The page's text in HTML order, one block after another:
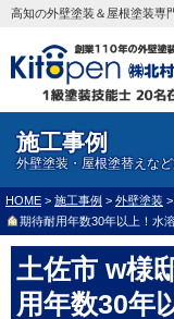
高知の外壁塗装＆屋根塗装専
施工事例
外壁塗装・屋根塗替えな
HOME > 施工事例 > 外壁塗装 >
期待耐用年数30年以上！水
土佐市 w様
用年数30年